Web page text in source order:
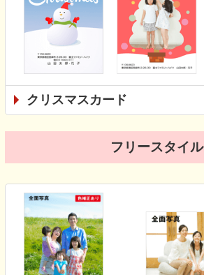
クリスマスカード
フリースタイル